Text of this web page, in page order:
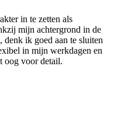
in te zetten als
mijn achtergrond in de
denk ik goed aan te sluiten
in mijn werkdagen en
oog voor detail.